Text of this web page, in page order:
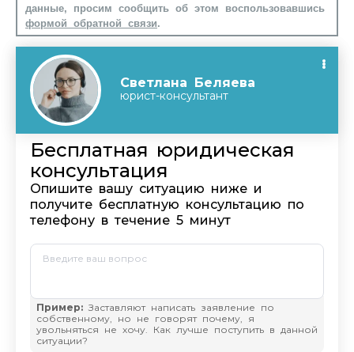
данные, просим сообщить об этом воспользовавшись
формой обратной связи.